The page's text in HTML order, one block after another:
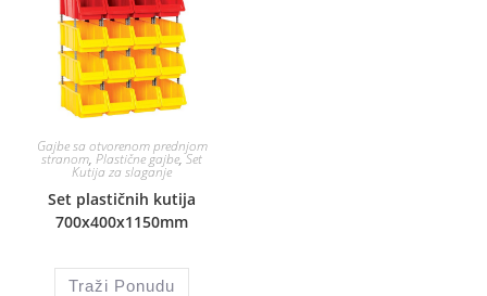
Gajbe sa otvorenom prednjom
stranom, Plastične gajbe,Set
Kutija za slaganje
Set plastičnih kutija
700x400x1150mm
Traži Ponudu